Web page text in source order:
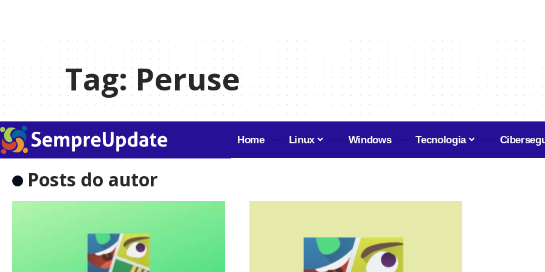
Tag:Peruse
Home Linux Windows Tecnologia
Posts do autor